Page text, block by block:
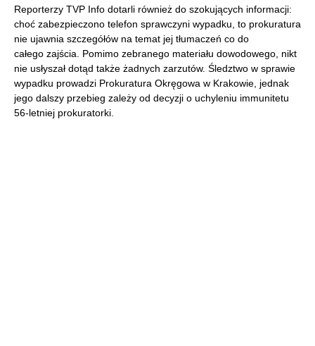
Reporterzy TVP Info dotarli również do szokujących informacji:
choć zabezpieczono telefon sprawczyni wypadku, to prokuratura
nie ujawnia szczegółów na temat jej tłumaczeń co do
całego zajścia. Pomimo zebranego materiału dowodowego, nikt
nie usłyszał dotąd także żadnych zarzutów. Śledztwo w sprawie
wypadku prowadzi Prokuratura Okręgowa w Krakowie, jednak
jego dalszy przebieg zależy od decyzji o uchyleniu immunitetu
56-letniej prokuratorki.